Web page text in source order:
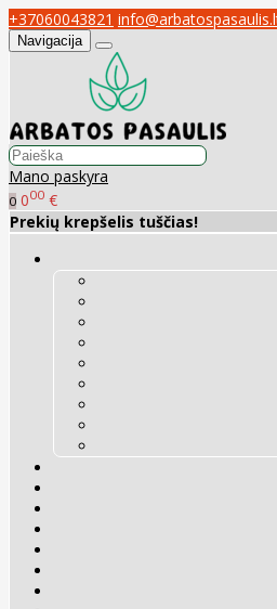
+37060043821
Navigacija
Mano paskyra
0 000 €
Prekių krepšelis tuščias!